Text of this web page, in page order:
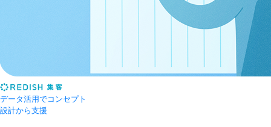
データ活用でコンセプト
設計から支援